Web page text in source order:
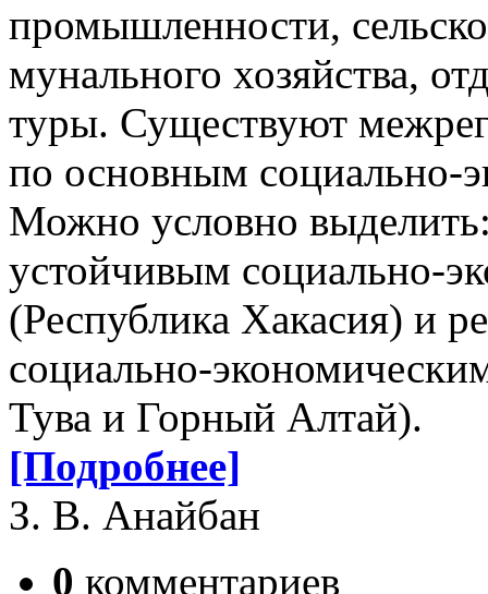
промышленности,
мунального хозяйства,
туры. Существуют
по основным социально-
Можно условно
устойчивым социально-
(Рес­­­публика Хакасия) и
социально-
Тува и Горный Алтай).
[Подробнее]
З. В. Анайбан
0 комментариев